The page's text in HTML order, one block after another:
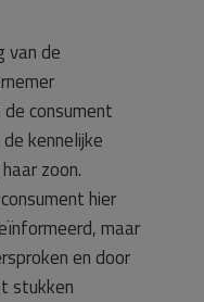
van de
consument
kennelijke
zoon.
hier
maar
en door
stukken